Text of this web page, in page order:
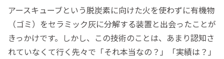
アースキューブという脱炭素に向けた火を使わずに有機物
（ゴミ）をセラミック灰に分解する装置と出会ったことが
きっかけです。しかし、この技術のことは、あまり認知さ
れていなくて行く先々で「それ本当なの？」「実績は？」